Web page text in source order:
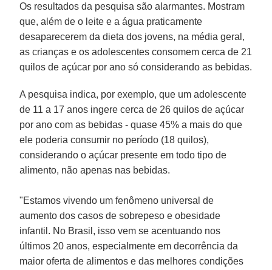
Os resultados da pesquisa são alarmantes. Mostram
que, além de o leite e a água praticamente
desaparecerem da dieta dos jovens, na média geral,
as crianças e os adolescentes consomem cerca de 21
quilos de açúcar por ano só considerando as bebidas.
A pesquisa indica, por exemplo, que um adolescente
de 11 a 17 anos ingere cerca de 26 quilos de açúcar
por ano com as bebidas - quase 45% a mais do que
ele poderia consumir no período (18 quilos),
considerando o açúcar presente em todo tipo de
alimento, não apenas nas bebidas.
"Estamos vivendo um fenômeno universal de
aumento dos casos de sobrepeso e obesidade
infantil. No Brasil, isso vem se acentuando nos
últimos 20 anos, especialmente em decorrência da
maior oferta de alimentos e das melhores condições